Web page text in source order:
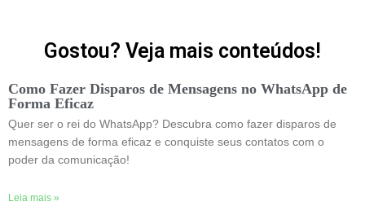
Gostou? Veja mais conteúdos!
Como Fazer Disparos de Mensagens no WhatsApp de
Forma Eficaz
Quer ser o rei do WhatsApp? Descubra como fazer disparos de
mensagens de forma eficaz e conquiste seus contatos com o
poder da comunicação!
Leia mais »